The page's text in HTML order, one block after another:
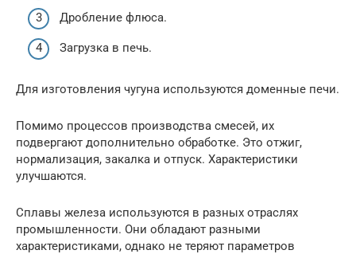
Дробление флюса.
Загрузка в печь.
Для изготовления чугуна используются доменные печи.
Помимо процессов производства смесей, их
подвергают дополнительно обработке. Это отжиг,
нормализация, закалка и отпуск. Характеристики
улучшаются.
Сплавы железа используются в разных отраслях
промышленности. Они обладают разными
характеристиками, однако не теряют параметров